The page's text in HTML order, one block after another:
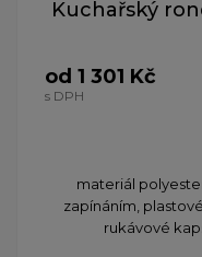
Kuchařský
od 1 301 Kč
s DPH
materiál
zapínáním,
rukávové